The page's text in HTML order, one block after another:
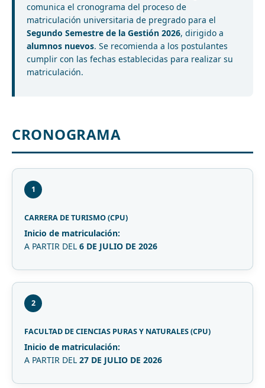
comunica el cronograma del proceso de
matriculación universitaria de pregrado para el
Segundo Semestre de la Gestión 2026, dirigido a
alumnos nuevos. Se recomienda a los postulantes
cumplir con las fechas establecidas para realizar su
matriculación.
CRONOGRAMA
1
CARRERA DE TURISMO (CPU)
Inicio de matriculación:
A PARTIR DEL 6 DE JULIO DE 2026
2
FACULTAD DE CIENCIAS PURAS Y NATURALES (CPU)
Inicio de matriculación:
A PARTIR DEL 27 DE JULIO DE 2026